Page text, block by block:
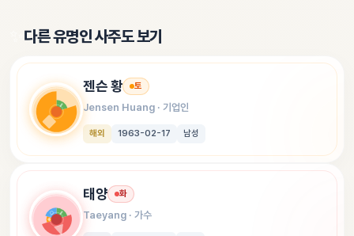
다른 유명인 사주도 보기
젠슨 황 토
Jensen Huang · 기업인
해외 1963-02-17 남성
태양 화
Taeyang · 가수